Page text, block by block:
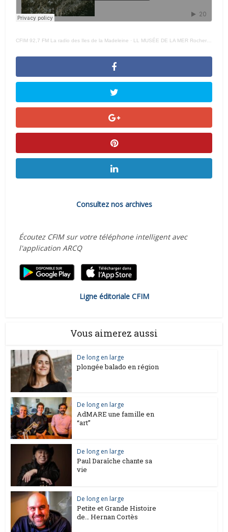
CFIM 92,7 FM La radio des Iles de la Madeleine · LL MUSÉE DE LA MER Rocher – Aux – Oiseaux Court – 4 MARS 2024 –
Consultez nos archives
Écoutez CFIM sur votre téléphone intelligent avec
l'application ARCQ
Ligne éditoriale CFIM
Vous aimerez aussi
De long en large
plongée balado en région
De long en large
AdMARE une famille en
“art”
De long en large
Paul Daraîche chante sa
vie
De long en large
Petite et Grande Histoire
de… Hernan Cortès